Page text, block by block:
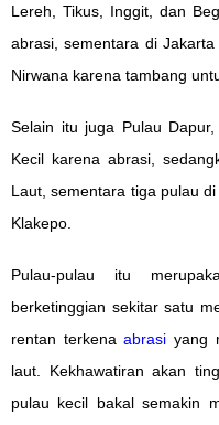
Lereh, Tikus, Inggit, dan
abrasi, sementara di
Nirwana karena tambang
Selain itu juga Pulau
Kecil karena abrasi,
Laut, sementara tiga pulau
Klakepo.
Pulau-pulau itu
berketinggian sekitar satu
rentan terkenaabrasi yang
laut. Kekhawatiran akan
pulau kecil bakal semakin